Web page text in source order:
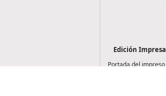
Edición Impresa
Portada del impreso